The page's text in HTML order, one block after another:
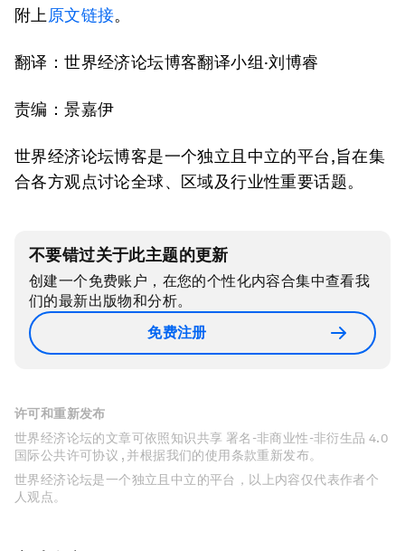
附上 原文链接。
翻译：世界经济论坛博客翻译小组·刘博睿
责编：景嘉伊
世界经济论坛博客是一个独立且中立的平台,旨在集
合各方观点讨论全球、区域及行业性重要话题。
不要错过关于此主题的更新
创建一个免费账户，在您的个性化内容合集中查看我
们的最新出版物和分析。
免费注册
许可和重新发布
世界经济论坛的文章可依照知识共享 署名-非商业性-非衍生品 4.0
国际公共许可协议 , 并根据我们的使用条款重新发布。
世界经济论坛是一个独立且中立的平台，以上内容仅代表作者个
人观点。